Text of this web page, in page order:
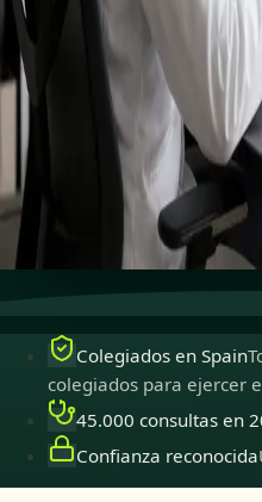
Reservar cita
Atención
experiencia en línea.
Colegiados en Spain
en Spain.
Consultas seguras
Colegiados en Spain
colegiados para ejercer
45.000 consultas en
Confianza reconocida